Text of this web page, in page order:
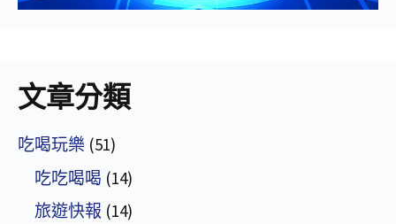
文章分類
吃喝玩樂 (51)
吃吃喝喝 (14)
旅遊快報 (14)